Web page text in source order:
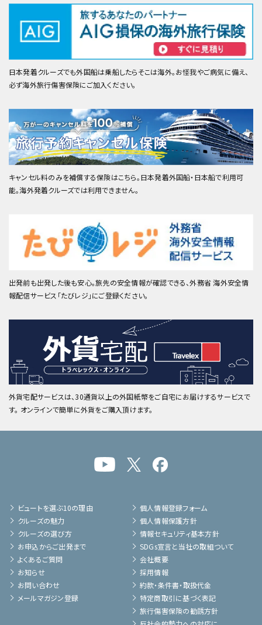
日本発着クルーズでも外国船は乗船したらそこは海外。お怪我やご病気に備え、
必ず海外旅行傷害保険にご加入ください。
キャンセル料のみを補償する保険はこちら。日本発着外国船・日本船で利用可
能。海外発着クルーズでは利用できません。
出発前も出発した後も安心。旅先の安全情報が確認できる、外務省 海外安全情
報配信サービス「たびレジ」にご登録ください。
外貨宅配サービスは、30通貨以上の外国紙幣をご自宅にお届けするサービスで
す。 オンラインで簡単に外貨をご購入頂けます。
ビュートを選ぶ10の理由
クルーズの魅力
クルーズの選び方
お申込からご出発まで
よくあるご質問
お知らせ
お問い合わせ
メールマガジン登録
個人情報登録フォーム
個人情報保護方針
情報セキュリティ基本方針
SDGs宣言と当社の取組ついて
会社概要
採用情報
約款・条件書・取扱代金
特定商取引に基づく表記
旅行傷害保険の勧誘方針